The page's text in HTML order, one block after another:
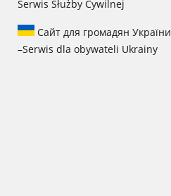
Serwis Służby Cywilnej
Сайт для громадян України
–Serwis dla obywateli Ukrainy